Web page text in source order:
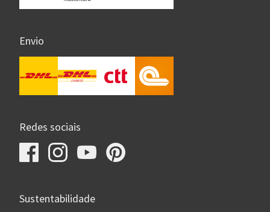
Envio
Redes sociais
Sustentabilidade